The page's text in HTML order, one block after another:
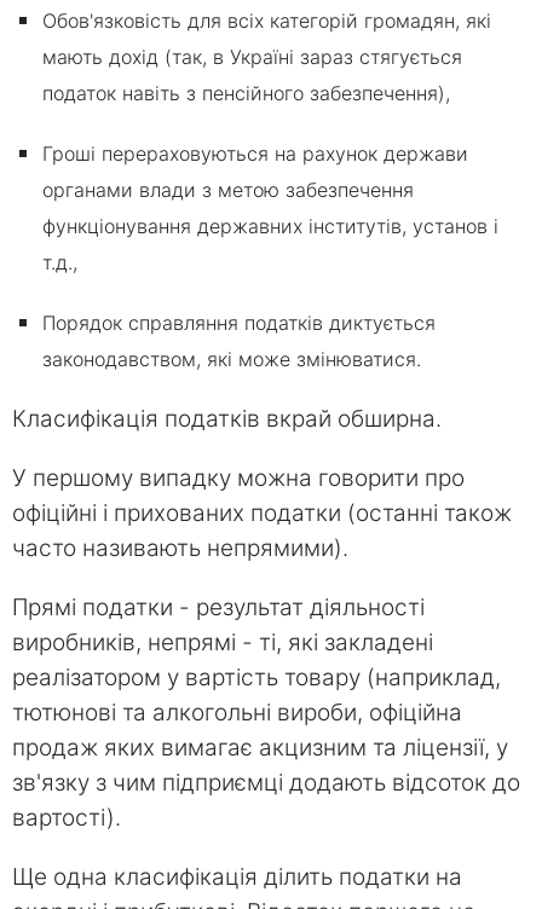
Обов'язковість для всіх категорій громадян, які
мають дохід (так, в Україні зараз стягується
податок навіть з пенсійного забезпечення),
Гроші перераховуються на рахунок держави
органами влади з метою забезпечення
функціонування державних інститутів, установ і
т.д.,
Порядок справляння податків диктується
законодавством, які може змінюватися.
Класифікація податків вкрай обширна.
У першому випадку можна говорити про
офіційні і прихованих податки (останні також
часто називають непрямими).
Прямі податки - результат діяльності
виробників, непрямі - ті, які закладені
реалізатором у вартість товару (наприклад,
тютюнові та алкогольні вироби, офіційна
продаж яких вимагає акцизним та ліцензії, у
зв'язку з чим підприємці додають відсоток до
вартості).
Ще одна класифікація ділить податки на